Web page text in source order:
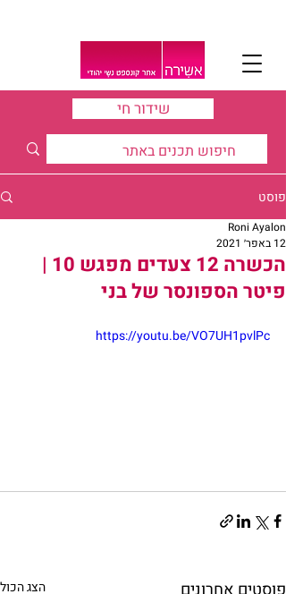
שידור חי
פוסט
הכשרה 12 צעדים מפגש 10 |
פיטר הספונסר של בני
Roni Ayalon
12 באפר׳ 2021
https://youtu.be/VO7UH1pvlPc
הצג הכול